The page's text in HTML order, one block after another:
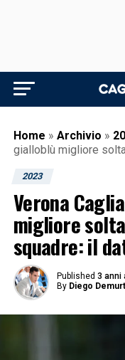
Home » Archivio »
gialloblù migliore
2023
Verona
migliore
squadre: il
Published 3 anni
By Diego